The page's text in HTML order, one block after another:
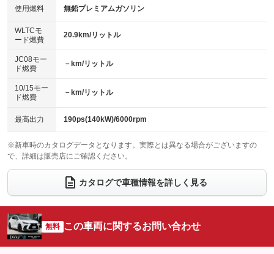
100V電源
：装備あり
センターデフロック
：装備なし
電動格納ミラー
：装備あり
バックカメラ
：装備あり
エアロ
：装備あり
：装備なし
パワーシート
ベンチシート
：装備なし
チップアップシート
：装備なし
：装備なし ：装備あり
ウォークスルー
：装備なし
電動リアゲート フロントカメラ
：装備あり
：装備あり ：装備あり
サイドカメラ
：装備あり ルーフレール
：装備あり
：装備なし
：装備あり
使用燃料 無鉛プレミアムガソリン
WLTCモ
ード燃費
20.9km/リットル
JC08モー
ド燃費
－km/リットル
10/15モー
ド燃費
－km/リットル
最高出力 190ps(140kW)/6000rpm
※新車時のカタログデータとなります。実際とは異なる場合がございますの
で、詳細は販売店にご確認ください。
カタログで車種情報を詳しく見る
無料 この車両に関するお問い合わせ